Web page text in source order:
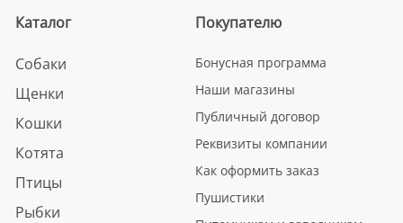
Каталог
Собаки
Щенки
Кошки
Котята
Птицы
Рыбки
Покупателю
Бонусная программа
Наши магазины
Публичный договор
Реквизиты компании
Как оформить заказ
Пушистики